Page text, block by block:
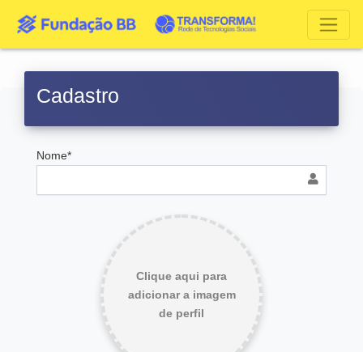
Cadastro
Nome*
Clique aqui para
adicionar a imagem
de perfil